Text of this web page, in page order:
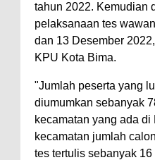
tahun 2022. Kemudian
pelaksanaan tes
dan 13 Desember
KPU Kota Bima.
"Jumlah peserta yang
diumumkan sebanyak
kecamatan yang ada di
kecamatan jumlah
tes tertulis sebanyak